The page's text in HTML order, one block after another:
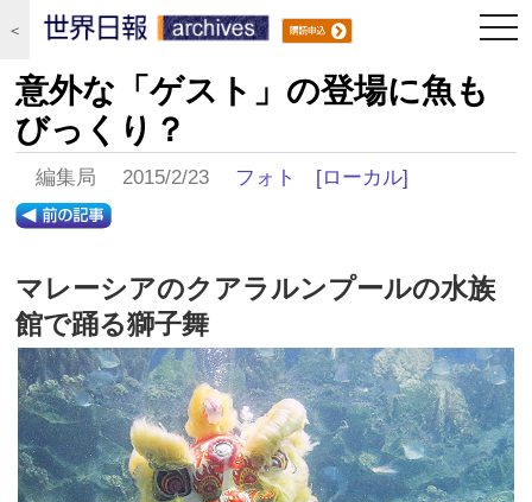
＜
意外な「ゲスト」の登場に魚も
びっくり？
編集局 2015/2/23 フォト [ローカル]
マレーシアのクアラルンプールの水族
館で踊る獅子舞